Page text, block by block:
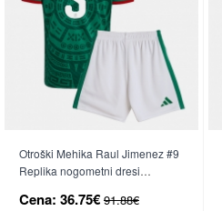
Otroški Mehika Raul Jimenez #9
Replika nogometni dresi
Rokav (+ hlače)
Cena: 36.75€ 91.88€